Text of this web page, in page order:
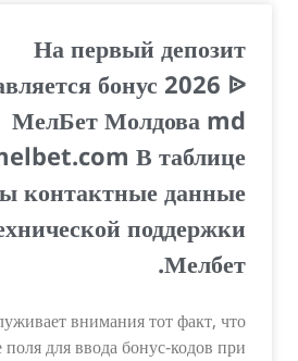
На первый депозит
бонус 2026 ᐉ
МелБет Молдова md
В таблице
контактные данные
поддержки
Мелбет.
внимания тот факт, что
для ввода бонус-кодов при